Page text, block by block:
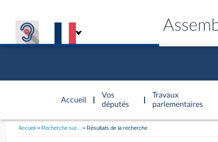
Accueil
d'accueil
Vos
députés
Travaux
parlementaires
Vous
Accueil Recherche sur... Résultats de la recherche